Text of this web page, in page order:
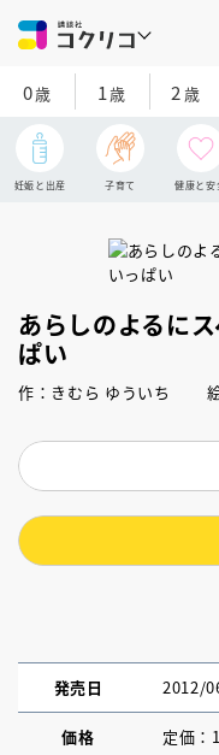
0歳 1歳 2 歳
妊娠と出産 子育て 健康と安
あらしのよるに
ぱい
作：きむら ゆういち
発売日 2012/
価格 定価：